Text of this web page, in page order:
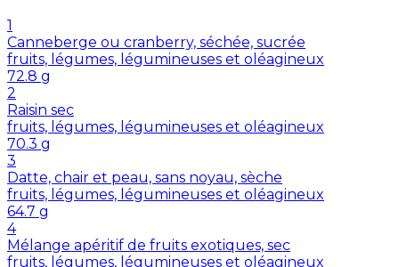
1
Canneberge ou cranberry, séchée, sucrée
fruits, légumes, légumineuses et oléagineux
72.8 g
2
Raisin sec
fruits, légumes, légumineuses et oléagineux
70.3 g
3
Datte, chair et peau, sans noyau, sèche
fruits, légumes, légumineuses et oléagineux
64.7 g
4
Mélange apéritif de fruits exotiques, sec
fruits, légumes, légumineuses et oléagineux